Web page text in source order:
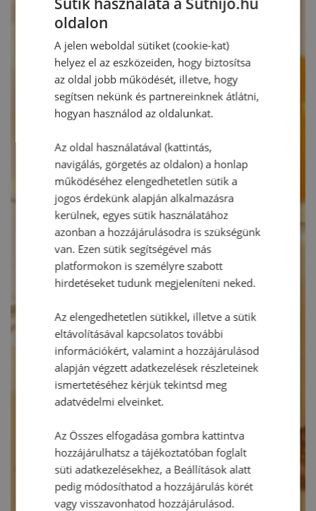
oldalon
A jelen weboldal sütiket (cookie-kat)
helyez el az eszközeiden, hogy biztosítsa
az oldal jobb működését, illetve, hogy
segítsen nekünk és partnereinknek átlátni,
hogyan használod az oldalunkat.
Az oldal használatával (kattintás,
navigálás, görgetés az oldalon) a honlap
működéséhez elengedhetetlen sütik a
jogos érdekünk alapján alkalmazásra
kerülnek, egyes sütik használatához
azonban a hozzájárulásodra is szükségünk
van. Ezen sütik segítségével más
platformokon is személyre szabott
hirdetéseket tudunk megjeleníteni neked.
Az elengedhetetlen sütikkel, illetve a sütik
eltávolításával kapcsolatos további
információkért, valamint a hozzájárulásod
alapján végzett adatkezelések részleteinek
ismertetéséhez kérjük tekintsd meg
adatvédelmi elveinket.
Az Összes elfogadása gombra kattintva
hozzájárulhatsz a tájékoztatóban foglalt
süti adatkezelésekhez, a Beállítások alatt
pedig módosíthatod a hozzájárulás körét
vagy visszavonhatod hozzájárulásod.